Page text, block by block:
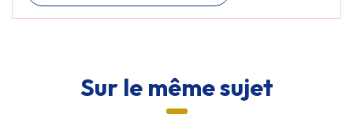
Sur le même sujet